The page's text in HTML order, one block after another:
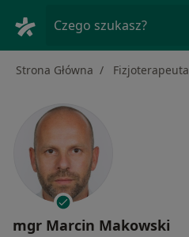
Czego szukasz?
Strona Główna Fizjoterapeuta
mgr Marcin Makowski